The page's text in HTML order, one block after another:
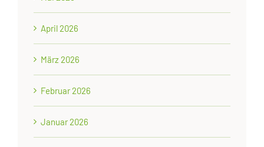
April 2026
März 2026
Februar 2026
Januar 2026